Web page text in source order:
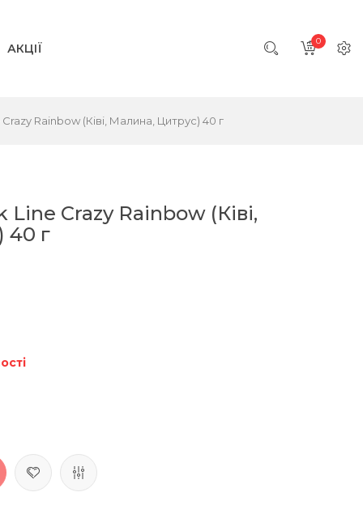
АКЦІЇ
0
Rainbow (Ківі, Малина, Цитрус) 40 г
Crazy Rainbow (Ківі,
40 г